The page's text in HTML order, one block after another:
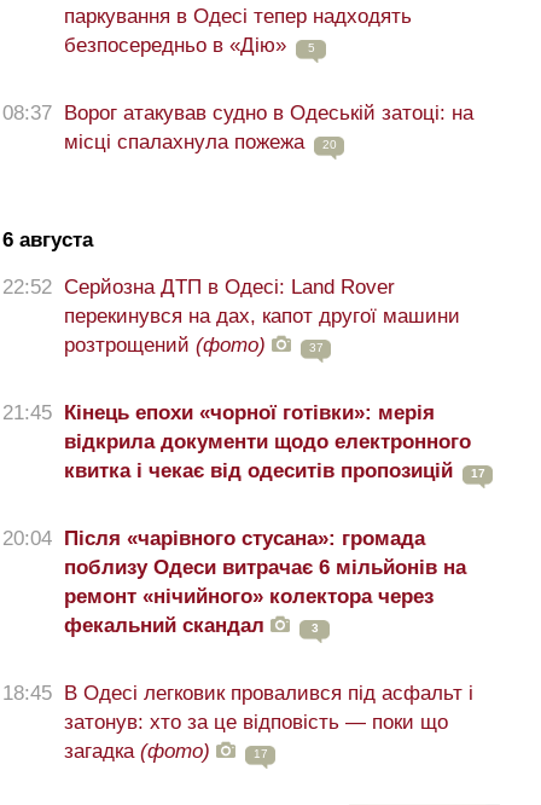
паркування в Одесі тепер надходять
безпосередньо в «Дію»
5
08:37 Ворог атакував судно в Одеській затоці: на
місці спалахнула пожежа
20
6 августа
22:52 Серйозна ДТП в Одесі: Land Rover
перекинувся на дах, капот другої машини
розтрощений (фото) 37
21:45 Кінець епохи «чорної готівки»: мерія
відкрила документи щодо електронного
квитка і чекає від одеситів пропозицій
17
20:04 Після «чарівного стусана»: громада
поблизу Одеси витрачає 6 мільйонів на
ремонт «нічийного» колектора через
фекальний скандал
3
18:45 В Одесі легковик провалився під асфальт і
затонув: хто за це відповість — поки що
загадка (фото) 17